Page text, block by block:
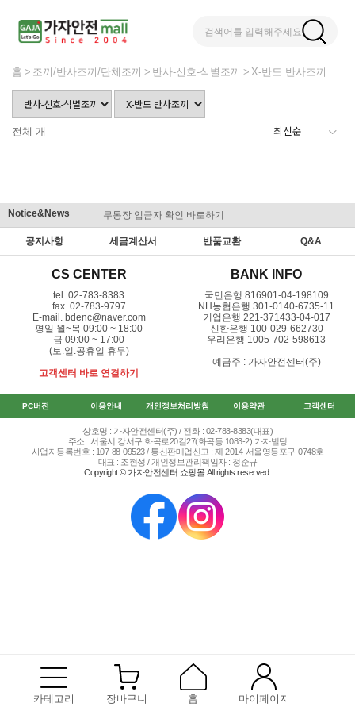
검색어를 입력해주세요
카테고리 장바구니 홈 마이페이지
홈 조끼/반사조끼/단체조끼 반사-신호-식별조끼 X-반도 반사조끼
전체 개
Notice&News 무통장 입금자 확인 바로하기
공지사항 세금계산서 반품교환 Q&A
CS CENTER
tel. 02-783-8383
fax. 02-783-9797
E-mail. bdenc@naver.com
평일 월~목 09:00 ~ 18:00
금 09:00 ~ 17:00
(토.일.공휴일 휴무)
고객센터 바로 연결하기
BANK INFO
국민은행 816901-04-198109
NH농협은행 301-0140-6735-11
기업은행 221-371433-04-017
신한은행 100-029-662730
우리은행 1005-702-598613
예금주 : 가자안전센터(주)
PC버전 이용안내 개인정보처리방침 이용약관 고객센터
상호명 : 가자안전센터(주) / 전화 : 02-783-8383(대표)
주소 : 서울시 강서구 화곡로20길27(화곡동 1083-2) 가자빌딩
사업자등록번호 : 107-88-09523 / 통신판매업신고 : 제 2014-서울영등포구-0748호
대표 : 조현성 / 개인정보관리책임자 : 정준규
Copyright © 가자안전센터 쇼핑몰 All rights reserved.